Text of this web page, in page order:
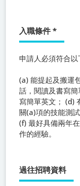
入職條件*
申請人必須符合以
(a) 能提起及搬運
話，閱讀及書寫
寫簡單英文； (d)
關(a)項的技能測
(f) 最好具備兩年
作的經驗。
過往招聘資料